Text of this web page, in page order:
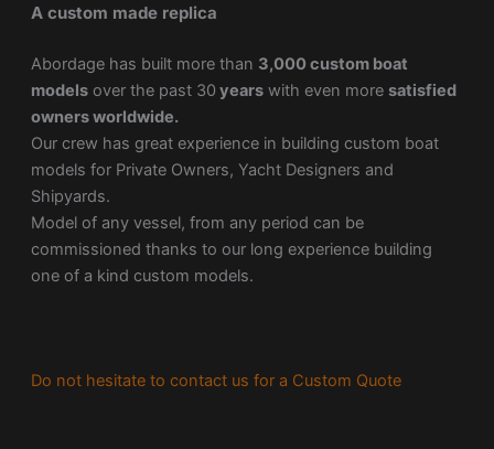
A custom made replica
Abordage has built more than 3,000 custom boat
modelsover the past 30 yearswith even more satisfied
owners worldwide.
Our crew has great experience in building custom boat
models for Private Owners, Yacht Designers and
Shipyards.
Model of any vessel, from any period can be
commissioned thanks to our long experience building
one of a kind custom models.
Do not hesitate to contact us for a Custom Quote